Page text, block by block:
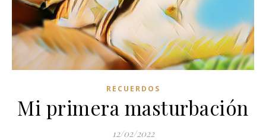
RECUERDOS
Mi primera masturbación
12/02/2022